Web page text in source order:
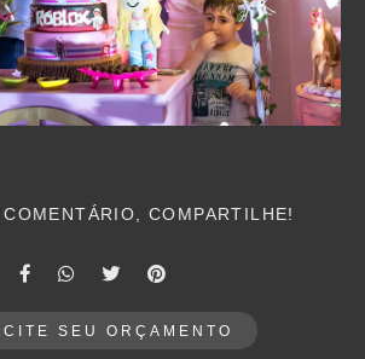
COMPARTILHE!
SEU ORÇAMENTO